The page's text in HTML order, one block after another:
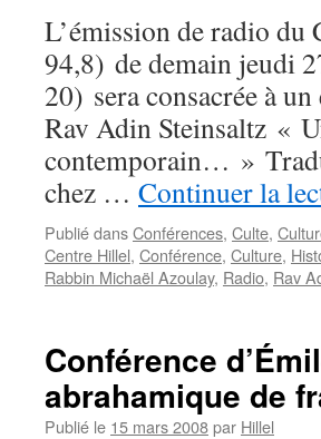
L’émission de radio
94,8) de demain jeudi
20) sera consacrée à
Rav Adin Steinsaltz «
contemporain… »
chez … Continuer la
Publié dansConférences, Culte,
Centre Hillel, Conférence, Culture,
Rabbin Michaël Azoulay, Radio, Rav
Conférence
abrahamique de
Publié le 15 mars 2008par Hillel